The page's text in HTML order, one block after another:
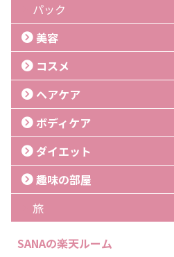
パック
美容
コスメ
ヘアケア
ボディケア
ダイエット
趣味の部屋
旅
SANAの楽天ルーム